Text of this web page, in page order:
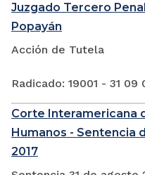
Juzgado Tercero
Popayán
Acción de Tutela
Radicado: 19001 - 31 09
Corte Interamericana
Humanos - Sentencia
2017